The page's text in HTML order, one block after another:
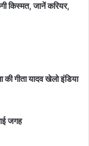
किस्मत, जानें करियर,
की गीता यादव खेलो इंडिया
जगह